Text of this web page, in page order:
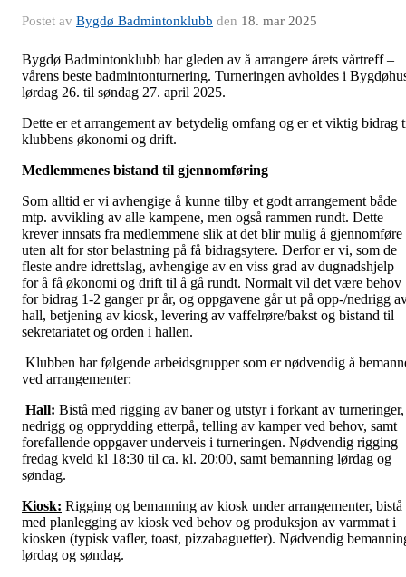
Postet av Bygdø Badmintonklubb den 18. mar 2025
Bygdø Badmintonklubb har gleden av å arrangere årets vårtreff –
vårens beste badmintonturnering. Turneringen avholdes i
lørdag 26. til søndag 27. april 2025.
Dette er et arrangement av betydelig omfang og er et viktig bidrag
klubbens økonomi og drift.
Medlemmenes bistand til gjennomføring
Som alltid er vi avhengige å kunne tilby et godt arrangement både
mtp. avvikling av alle kampene, men også rammen rundt. Dette
krever innsats fra medlemmene slik at det blir mulig å gjennomføre
uten alt for stor belastning på få bidragsytere. Derfor er vi, som de
fleste andre idrettslag, avhengige av en viss grad av dugnadshjelp
for å få økonomi og drift til å gå rundt. Normalt vil det være behov
for bidrag 1-2 ganger pr år, og oppgavene går ut på opp-/nedrigg
hall, betjening av kiosk, levering av vaffelrøre/bakst og bistand til
sekretariatet og orden i hallen.
Klubben har følgende arbeidsgrupper som er nødvendig å
ved arrangementer:
Hall: Bistå med rigging av baner og utstyr i forkant av turneringer,
nedrigg og opprydding etterpå, telling av kamper ved behov, samt
forefallende oppgaver underveis i turneringen. Nødvendig rigging
fredag kveld kl 18:30 til ca. kl. 20:00, samt bemanning lørdag og
søndag.
Kiosk: Rigging og bemanning av kiosk under arrangementer, bistå
med planlegging av kiosk ved behov og produksjon av varmmat i
kiosken (typisk vafler, toast, pizzabaguetter). Nødvendig
lørdag og søndag.